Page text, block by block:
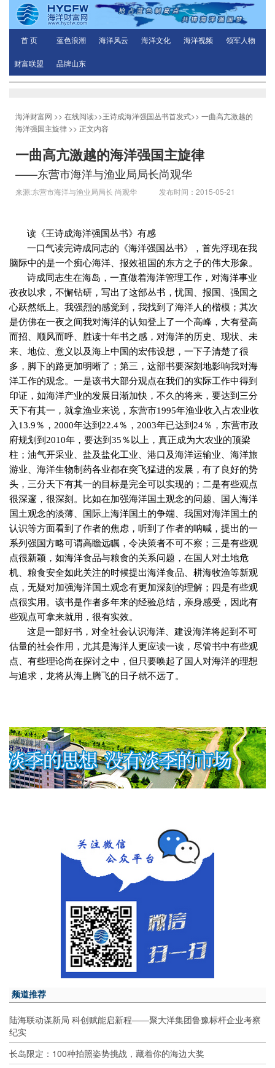
首 页 蓝色浪潮 海洋风云 海洋文化 海洋视频 领军人物
财富联盟 品牌山东
海洋财富网 >> 在线阅读>>王诗成海洋强国丛书首发式>> 一曲高亢激越的
海洋强国主旋律 >> 正文内容
一曲高亢激越的海洋强国主旋律
——东营市海洋与渔业局局长尚观华
来源:东营市海洋与渔业局局长 尚观华 发布时间：2015-05-21
读《王诗成海洋强国丛书》有感
一口气读完诗成同志的《海洋强国丛书》，首先浮现在我
脑际中的是一个痴心海洋、报效祖国的东方之子的伟大形象。
诗成同志生在海岛，一直做着海洋管理工作，对海洋事业
孜孜以求，不懈钻研，写出了这部丛书，忧国、报国、强国之
心跃然纸上。我强烈的感觉到，我找到了海洋人的楷模；其次
是仿佛在一夜之间我对海洋的认知登上了一个高峰，大有登高
而招、顺风而呼、胜读十年书之感，对海洋的历史、现状、未
来、地位、意义以及海上中国的宏伟设想，一下子清楚了很
多，脚下的路更加明晰了；第三，这部书要深刻地影响我对海
洋工作的观念。一是该书大部分观点在我们的实际工作中得到
印证，如海洋产业的发展日渐加快，不久的将来，要达到三分
天下有其一，就拿渔业来说，东营市1995年渔业收入占农业收
入13.9 ％， 2000年达到 22.4％， 2003年已达到 24％，东营市政
府规划到 2010年，要达到 35 ％以上，真正成为大农业的顶梁
柱；油气开采业、盐及盐化工业、港口及海洋运输业、海洋旅
游业、海洋生物制药各业都在突飞猛进的发展，有了良好的势
头，三分天下有其一的目标是完全可以实现的；二是有些观点
很深邃，很深刻。比如在加强海洋国土观念的问题、国人海洋
国土观念的淡薄、国际上海洋国土的争端、我国对海洋国土的
认识等方面看到了作者的焦虑，听到了作者的呐喊，提出的一
系列强国方略可谓高瞻远瞩，令决策者不可不察；三是有些观
点很新颖，如海洋食品与粮食的关系问题，在国人对土地危
机、粮食安全如此关注的时候提出海洋食品、耕海牧渔等新观
点，无疑对加强海洋国土观念有更加深刻的理解；四是有些观
点很实用。该书是作者多年来的经验总结，亲身感受，因此有
些观点可拿来就用，很有实效。
这是一部好书，对全社会认识海洋、建设海洋将起到不可
估量的社会作用，尤其是海洋人更应读一读，尽管书中有些观
点、有些理论尚在探讨之中，但只要唤起了国人对海洋的理想
与追求，龙将从海上腾飞的日子就不远了。
频道推荐
陆海联动谋新局 科创赋能启新程——聚大洋集团鲁豫标杆企业考察
纪实
长岛限定：100种拍照姿势挑战，藏着你的海边大奖